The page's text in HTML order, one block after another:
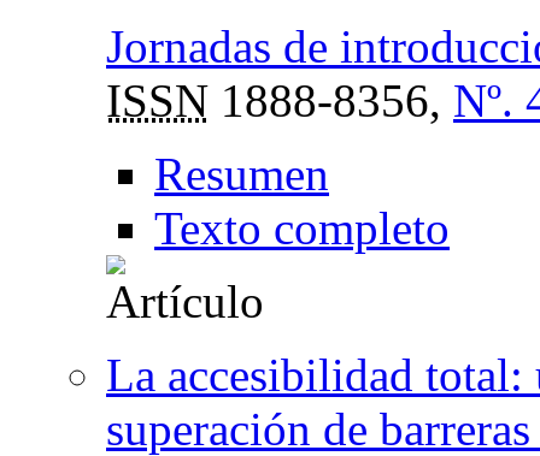
Jornadas de
ISSN 1888-8356, Nº.
Resumen
Texto completo
La accesibilidad total:
superación de